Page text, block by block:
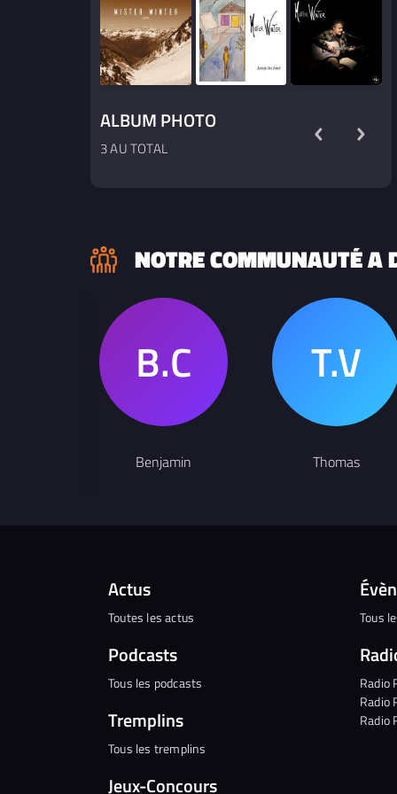
ALBUM PHOTO
3 AU TOTAL
NOTRE COMMUNAUTÉ A
Benjamin Thomas
Actus
Toutes les actus
Podcasts
Tous les podcasts
Tremplins
Tous les tremplins
Jeux-Concours
Tous
Radio
Radio
Radio